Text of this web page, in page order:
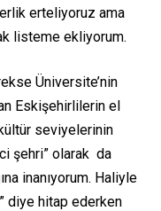
erteliyoruz ama
listeme ekliyorum.
Üniversite’nin
Eskişehirlilerin el
seviyelerinin
şehri” olarak da
inanıyorum. Haliyle
diye hitap ederken